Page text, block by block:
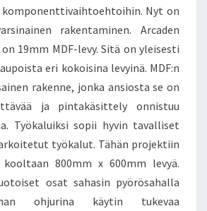
Nyt on
rakentaminen. Arcaden
19mm MDF-levy. Sitä on yleisesti
eri kokoisina levyinä. MDF:n
rakenne, jonka ansiosta se on
ja pintakäsittely onnistuu
Työkaluiksi sopii hyvin tavalliset
työkalut. Tähän projektiin
800mm x 600mm levyä.
osat sahasin pyörösahalla
ohjurina käytin tukevaa